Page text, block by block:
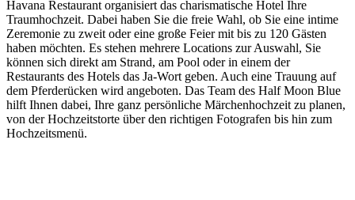
Havana Restaurant organisiert das charismatische Hotel Ihre
Traumhochzeit. Dabei haben Sie die freie Wahl, ob Sie eine intime
Zeremonie zu zweit oder eine große Feier mit bis zu 120 Gästen
haben möchten. Es stehen mehrere Locations zur Auswahl, Sie
können sich direkt am Strand, am Pool oder in einem der
Restaurants des Hotels das Ja-Wort geben. Auch eine Trauung auf
dem Pferderücken wird angeboten. Das Team des Half Moon Blue
hilft Ihnen dabei, Ihre ganz persönliche Märchenhochzeit zu planen,
von der Hochzeitstorte über den richtigen Fotografen bis hin zum
Hochzeitsmenü.